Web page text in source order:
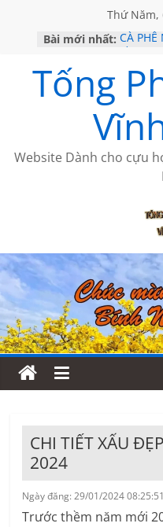
Thứ Năm,
Bài mới nhất: CÀ
GẶP Ở
HỌC
MỘT
SÁCH
BẤT
Tống
Website Dành cho cựu
CHI TIẾT XẤU
2024
Ngày đăng: 29/01/2024
Trước thềm năm mới